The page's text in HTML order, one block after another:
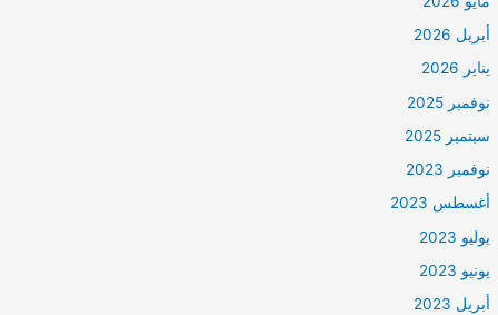
أبريل 2026
يناير 2026
نوفمبر 2025
سبتمبر 2025
نوفمبر 2023
أغسطس 2023
يوليو 2023
يونيو 2023
أبريل 2023